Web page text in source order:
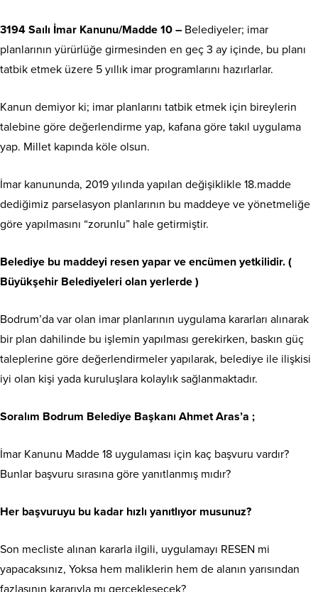
3194 Saılı İmar Kanunu/Madde 10 – Belediyeler; imar
planlarının yürürlüğe girmesinden en geç 3 ay içinde, bu planı
tatbik etmek üzere 5 yıllık imar programlarını hazırlarlar.
Kanun demiyor ki; imar planlarını tatbik etmek için bireylerin
talebine göre değerlendirme yap, kafana göre takıl uygulama
yap. Millet kapında köle olsun.
İmar kanununda, 2019 yılında yapılan değişiklikle 18.madde
dediğimiz parselasyon planlarının bu maddeye ve yönetmeliğe
göre yapılmasını “zorunlu” hale getirmiştir.
Belediye bu maddeyi resen yapar ve encümen yetkilidir. (
Büyükşehir Belediyeleri olan yerlerde )
Bodrum’da var olan imar planlarının uygulama kararları alınarak
bir plan dahilinde bu işlemin yapılması gerekirken, baskın güç
taleplerine göre değerlendirmeler yapılarak, belediye ile ilişkisi
iyi olan kişi yada kuruluşlara kolaylık sağlanmaktadır.
Soralım Bodrum Belediye Başkanı Ahmet Aras’a ;
İmar Kanunu Madde 18 uygulaması için kaç başvuru vardır?
Bunlar başvuru sırasına göre yanıtlanmış mıdır?
Her başvuruyu bu kadar hızlı yanıtlıyor musunuz?
Son mecliste alınan kararla ilgili, uygulamayı RESEN mi
yapacaksınız, Yoksa hem maliklerin hem de alanın yarısından
fazlasının kararıyla mı gerçekleşecek?